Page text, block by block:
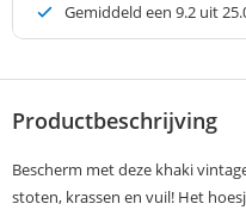
Gemiddeld een 9.2 uit
Productbeschrijving
Bescherm met deze khaki
stoten, krassen en vuil! Het